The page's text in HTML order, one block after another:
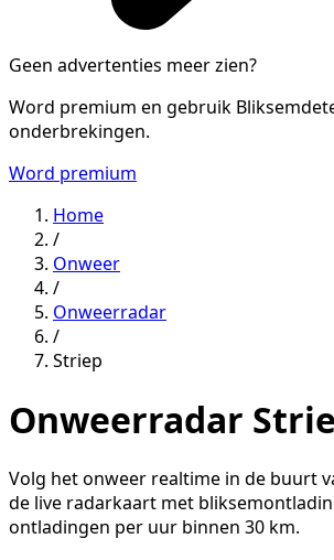
Geen advertenties meer zien?
Word premium en gebruik
onderbrekingen.
Word premium
Home
/
Onweer
/
Onweerradar
/
Striep
Onweerradar
Volg het onweer realtime in de buurt
de live radarkaart met
ontladingen per uur binnen 30 km.